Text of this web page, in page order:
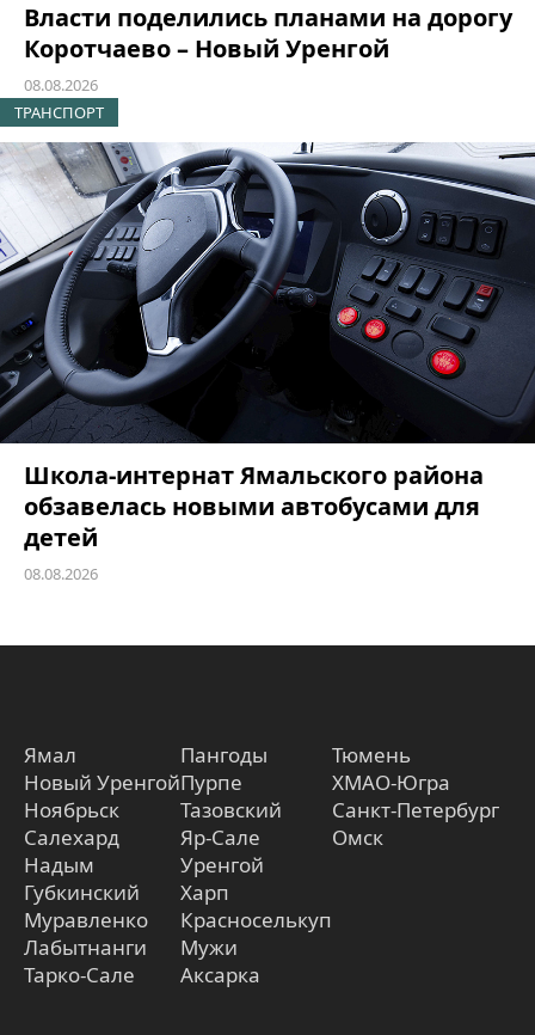
Власти поделились планами на дорогу
Коротчаево – Новый Уренгой
08.08.2026
ТРАНСПОРТ
Школа-интернат Ямальского района
обзавелась новыми автобусами для
детей
08.08.2026
Ямал
Новый Уренгой
Ноябрьск
Салехард
Надым
Губкинский
Муравленко
Лабытнанги
Тарко-Сале
Пангоды
Пурпе
Тазовский
Яр-Сале
Уренгой
Харп
Красноселькуп
Мужи
Аксарка
Тюмень
ХМАО-Югра
Санкт-Петербург
Омск